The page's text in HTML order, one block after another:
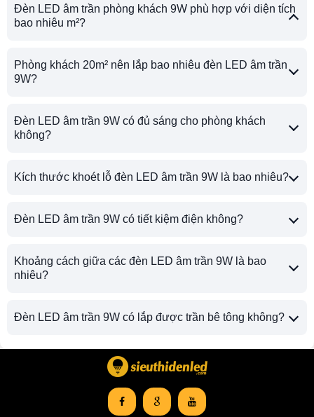
Đèn LED âm trần phòng khách 9W phù hợp với diện tích
bao nhiêu m²?
Phòng khách 20m² nên lắp bao nhiêu đèn LED âm trần
9W?
Đèn LED âm trần 9W có đủ sáng cho phòng khách
không?
Kích thước khoét lỗ đèn LED âm trần 9W là bao nhiêu?
Đèn LED âm trần 9W có tiết kiệm điện không?
Khoảng cách giữa các đèn LED âm trần 9W là bao
nhiêu?
Đèn LED âm trần 9W có lắp được trần bê tông không?